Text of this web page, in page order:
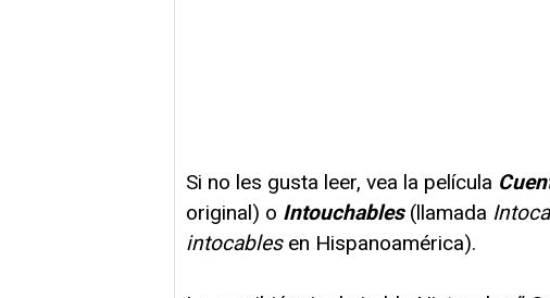
Si no les gusta leer, vea la película
original) o Intouchables(llamada
intocablesen Hispanoamérica).